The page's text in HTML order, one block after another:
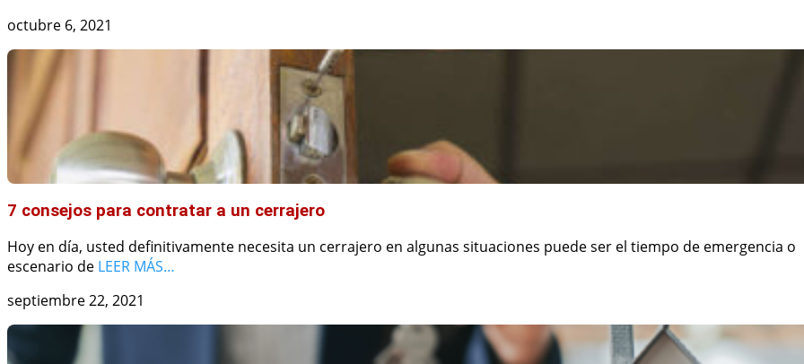
octubre 6, 2021
7 consejos para contratar a un cerrajero
Hoy en día, usted definitivamente necesita un cerrajero en algunas situaciones puede ser el tiempo de emergencia o
escenario de LEER MÁS…
septiembre 22, 2021